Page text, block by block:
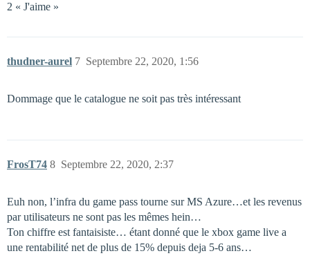
2 « J'aime »
thudner-aurel Septembre 22, 2020, 1:56
7
Dommage que le catalogue ne soit pas très intéressant
FrosT74 Septembre 22, 2020, 2:37
8
Euh non, l’infra du game pass tourne sur MS Azure…et les revenus
par utilisateurs ne sont pas les mêmes hein…
Ton chiffre est fantaisiste… étant donné que le xbox game live a
une rentabilité net de plus de 15% depuis deja 5-6 ans…